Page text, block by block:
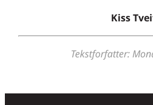
Kiss
Tekstforfatter: